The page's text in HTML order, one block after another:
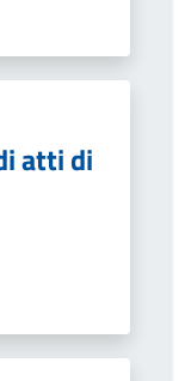
atti di